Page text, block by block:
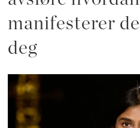
manifesterer
deg